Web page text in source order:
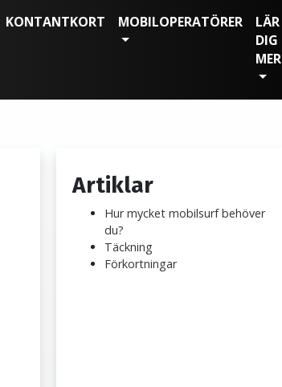
KONTANTKORT MOBILOPERATÖRER
LÄR
DIG
MER
Artiklar
Hur mycket mobilsurf behöver
du?
Täckning
Förkortningar